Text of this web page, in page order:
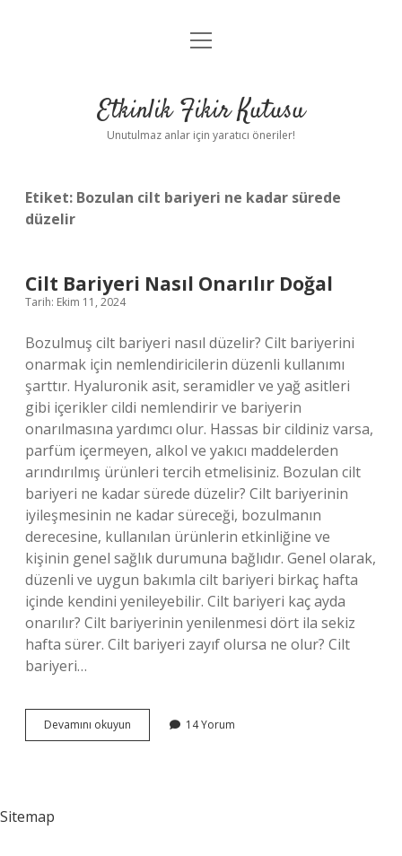
Anasayfa
Yasal Uyarı
menüyü
Etkinlik Fikir Kutusu
Unutulmaz anlar için yaratıcı öneriler!
Etiket: Bozulan cilt bariyeri ne kadar sürede
düzelir
Cilt Bariyeri Nasıl Onarılır Doğal
Tarih: Ekim 11, 2024
Bozulmuş cilt bariyeri nasıl düzelir? Cilt bariyerini
onarmak için nemlendiricilerin düzenli kullanımı
şarttır. Hyaluronik asit, seramidler ve yağ asitleri
gibi içerikler cildi nemlendirir ve bariyerin
onarılmasına yardımcı olur. Hassas bir cildiniz varsa,
parfüm içermeyen, alkol ve yakıcı maddelerden
arındırılmış ürünleri tercih etmelisiniz. Bozulan cilt
bariyeri ne kadar sürede düzelir? Cilt bariyerinin
iyileşmesinin ne kadar süreceği, bozulmanın
derecesine, kullanılan ürünlerin etkinliğine ve
kişinin genel sağlık durumuna bağlıdır. Genel olarak,
düzenli ve uygun bakımla cilt bariyeri birkaç hafta
içinde kendini yenileyebilir. Cilt bariyeri kaç ayda
onarılır? Cilt bariyerinin yenilenmesi dört ila sekiz
hafta sürer. Cilt bariyeri zayıf olursa ne olur? Cilt
bariyeri…
Devamını okuyun
Bariyeri
14 Yorum
Sitemap